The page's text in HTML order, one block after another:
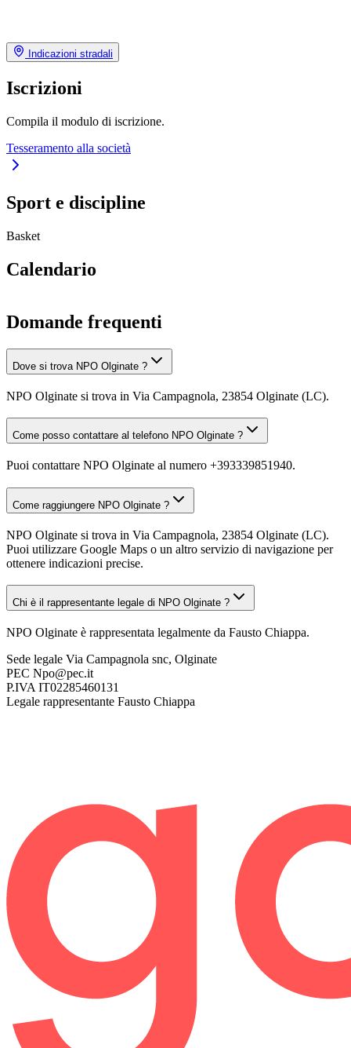
Indicazioni stradali
Iscrizioni
Compila il modulo di iscrizione.
Tesseramento alla società
Sport e discipline
Basket
Calendario
Domande frequenti
Dove si trova NPO Olginate ?
NPO Olginate si trova in Via Campagnola, 23854 Olginate (LC).
Come posso contattare al telefono NPO Olginate ?
Puoi contattare NPO Olginate al numero +393339851940.
Come raggiungere NPO Olginate ?
NPO Olginate si trova in Via Campagnola, 23854 Olginate (LC).
Puoi utilizzare Google Maps o un altro servizio di navigazione per
ottenere indicazioni precise.
Chi è il rappresentante legale di NPO Olginate ?
NPO Olginate è rappresentata legalmente da Fausto Chiappa.
Sede legale Via Campagnola snc, Olginate
PEC Npo@pec.it
P.IVA IT02285460131
Legale rappresentante Fausto Chiappa